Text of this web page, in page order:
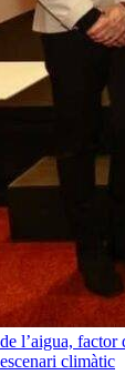
l’aigua, factor
climàtic